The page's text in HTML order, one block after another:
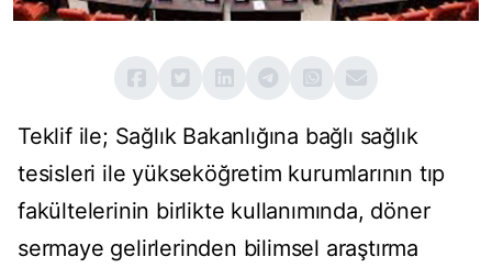
Teklif ile; Sağlık Bakanlığına bağlı sağlık
tesisleri ile yükseköğretim kurumlarının tıp
fakültelerinin birlikte kullanımında, döner
sermaye gelirlerinden bilimsel araştırma